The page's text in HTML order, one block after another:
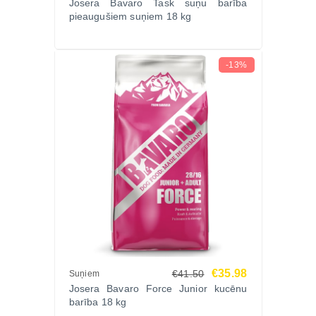
Josera Bavaro Task suņu barība
pieaugušiem suņiem 18 kg
-13%
Suņiem €41.50 €35.98
Josera Bavaro Force Junior kucēnu
barība 18 kg